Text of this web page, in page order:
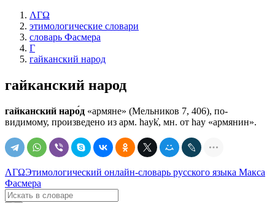
ΛΓΩ
этимологические словари
словарь Фасмера
Г
гайканский народ
гайканский народ
гайканский наро́д «армяне» (Мельников 7, 406), по-
видимому, произведено из арм. hayk̔, мн. от hay «армянин».
ΛΓΩЭтимологический онлайн-словарь русского языка Макса
Фасмера